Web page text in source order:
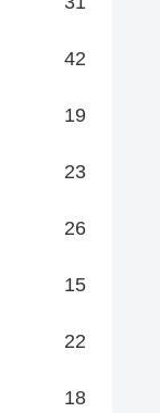
42
19
23
26
15
22
18